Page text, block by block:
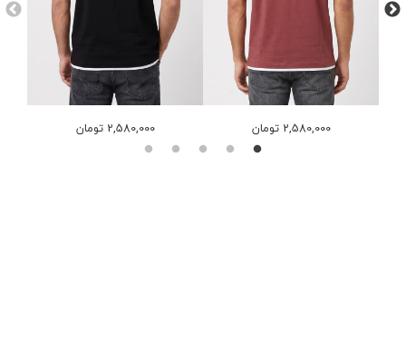
2,580,000 تومان 2,580,000 تومان